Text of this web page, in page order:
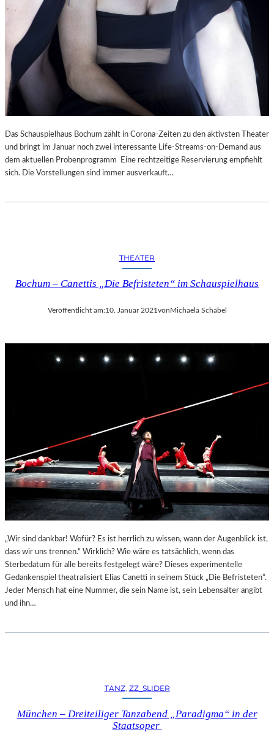
Das Schauspielhaus Bochum zählt in Corona-Zeiten zu den aktivsten Theater
und bringt im Januar noch zwei interessante Life-Streams-on-Demand aus
dem aktuellen Probenprogramm Eine rechtzeitige Reservierung empfiehlt
sich. Die Vorstellungen sind immer ausverkauft…
THEATER
Bochum – Canettis „Die Befristeten“ im Schauspielhaus
Veröffentlicht am:10. Januar 2021vonMichaela Schabel
„Wir sind dankbar! Wofür? Es ist herrlich zu wissen, wann der Augenblick ist,
dass wir uns trennen.“ Wirklich? Wie wäre es tatsächlich, wenn das
Sterbedatum für alle bereits festgelegt wäre? Dieses experimentelle
Gedankenspiel theatralisiert Elias Canetti in seinem Stück „Die Befristeten“.
Jeder Mensch hat eine Nummer, die sein Name ist, sein Lebensalter angibt
und ihn…
TANZ, ZZ_SLIDER
München – Dreiteiliger Tanzabend „Paradigma“ in der
Staatsoper